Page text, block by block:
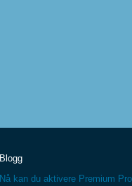
Blogg
Nå kan du aktivere Premium